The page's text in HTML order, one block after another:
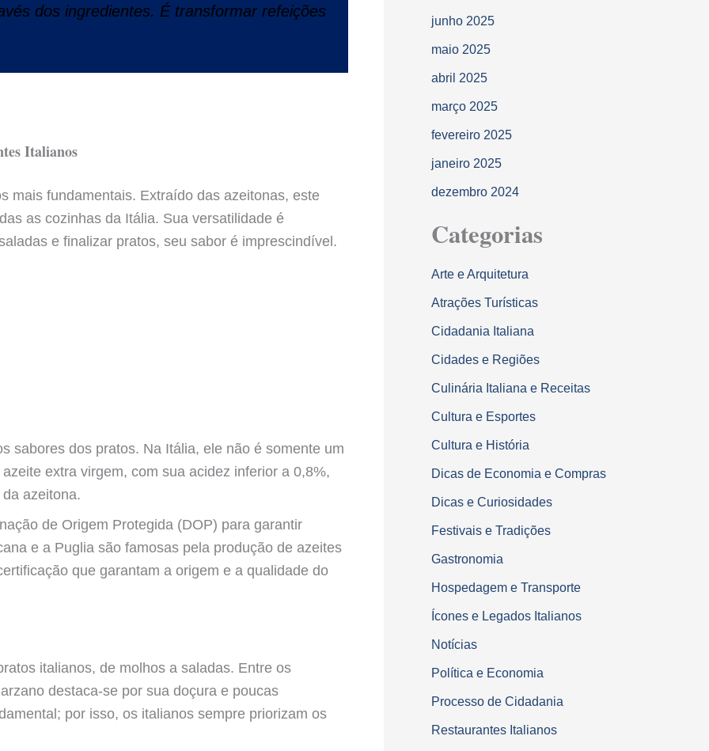
dos ingredientes. É transformar refeições
Italianos
mais fundamentais. Extraído das azeitonas, este
as cozinhas da Itália. Sua versatilidade é
e finalizar pratos, seu sabor é imprescindível.
sabores dos pratos. Na Itália, ele não é somente um
extra virgem, com sua acidez inferior a 0,8%,
azeitona.
de Origem Protegida (DOP) para garantir
e a Puglia são famosas pela produção de azeites
que garantam a origem e a qualidade do
italianos, de molhos a saladas. Entre os
destaca-se por sua doçura e poucas
por isso, os italianos sempre priorizam os
junho 2025
maio 2025
abril 2025
março 2025
fevereiro 2025
janeiro 2025
dezembro 2024
Categorias
Arte e Arquitetura
Atrações Turísticas
Cidadania Italiana
Cidades e Regiões
Culinária Italiana e Receitas
Cultura e Esportes
Cultura e História
Dicas de Economia e Compras
Dicas e Curiosidades
Festivais e Tradições
Gastronomia
Hospedagem e Transporte
Ícones e Legados Italianos
Notícias
Política e Economia
Processo de Cidadania
Restaurantes Italianos